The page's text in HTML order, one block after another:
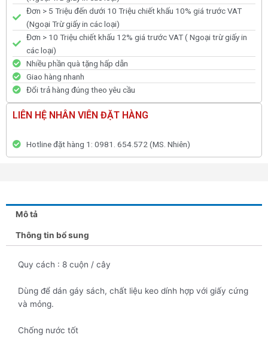
Đơn > 5 Triệu đến dưới 10 Triệu chiết khấu 10% giá trước VAT
(Ngoại Trừ giấy in các loại)
Đơn > 10 Triệu chiết khấu 12% giá trước VAT ( Ngoại trừ giấy in
các loại)
Nhiều phần quà tặng hấp dẫn
Giao hàng nhanh
Đổi trả hàng đúng theo yêu cầu
LIÊN HỆ NHÂN VIÊN ĐẶT HÀNG
Hotline đặt hàng 1: 0981. 654.572 (MS. Nhiên)
Mô tả
Thông tin bổ sung
Quy cách : 8 cuộn / cây
Dùng để dán gáy sách, chất liệu keo dính hợp với giấy cứng
và mỏng.
Chống nước tốt